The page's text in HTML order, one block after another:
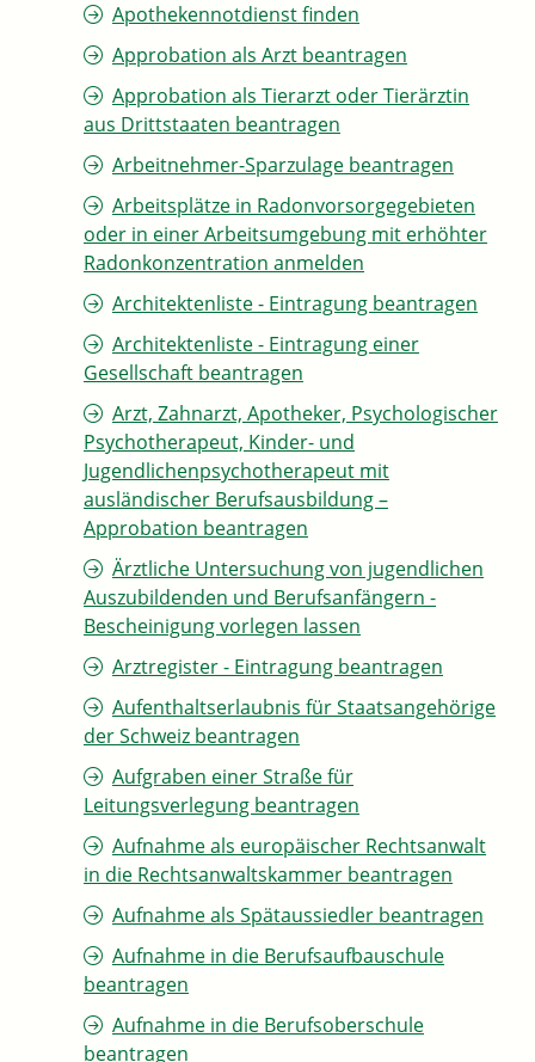
Apothekennotdienst finden
Approbation als Arzt beantragen
Approbation als Tierarzt oder Tierärztin
aus Drittstaaten beantragen
Arbeitnehmer-Sparzulage beantragen
Arbeitsplätze in Radonvorsorgegebieten
oder in einer Arbeitsumgebung mit erhöhter
Radonkonzentration anmelden
Architektenliste - Eintragung beantragen
Architektenliste - Eintragung einer
Gesellschaft beantragen
Arzt, Zahnarzt, Apotheker, Psychologischer
Psychotherapeut, Kinder- und
Jugendlichenpsychotherapeut mit
ausländischer Berufsausbildung –
Approbation beantragen
Ärztliche Untersuchung von jugendlichen
Auszubildenden und Berufsanfängern -
Bescheinigung vorlegen lassen
Arztregister - Eintragung beantragen
Aufenthaltserlaubnis für Staatsangehörige
der Schweiz beantragen
Aufgraben einer Straße für
Leitungsverlegung beantragen
Aufnahme als europäischer Rechtsanwalt
in die Rechtsanwaltskammer beantragen
Aufnahme als Spätaussiedler beantragen
Aufnahme in die Berufsaufbauschule
beantragen
Aufnahme in die Berufsoberschule
beantragen